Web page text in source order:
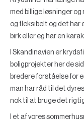
med billige løsninger
og fleksibelt og det har
birk eller eg har en
I Skandinavien er
boligprojekter her de
bredere forståelse for
man har råd til det
nok til at bruge det
I et af vores